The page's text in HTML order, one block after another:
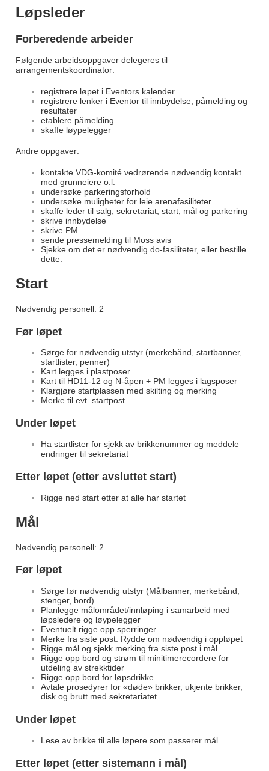
Løpsleder
Forberedende arbeider
Følgende arbeidsoppgaver delegeres til
arrangementskoordinator:
registrere løpet i Eventors kalender
registrere lenker i Eventor til innbydelse, påmelding og
resultater
etablere påmelding
skaffe løypelegger
Andre oppgaver:
kontakte VDG-komité vedrørende nødvendig kontakt
med grunneiere o.l.
undersøke parkeringsforhold
undersøke muligheter for leie arenafasiliteter
skaffe leder til salg, sekretariat, start, mål og parkering
skrive innbydelse
skrive PM
sende pressemelding til Moss avis
Sjekke om det er nødvendig do-fasiliteter, eller bestille
dette.
Start
Nødvendig personell: 2
Før løpet
Sørge for nødvendig utstyr (merkebånd, startbanner,
startlister, penner)
Kart legges i plastposer
Kart til HD11-12 og N-åpen + PM legges i lagsposer
Klargjøre startplassen med skilting og merking
Merke til evt. startpost
Under løpet
Ha startlister for sjekk av brikkenummer og meddele
endringer til sekretariat
Etter løpet (etter avsluttet start)
Rigge ned start etter at alle har startet
Mål
Nødvendig personell: 2
Før løpet
Sørge før nødvendig utstyr (Målbanner, merkebånd,
stenger, bord)
Planlegge målområdet/innløping i samarbeid med
løpsledere og løypelegger
Eventuelt rigge opp sperringer
Merke fra siste post. Rydde om nødvendig i oppløpet
Rigge mål og sjekk merking fra siste post i mål
Rigge opp bord og strøm til minitimerecordere for
utdeling av strekktider
Rigge opp bord for løpsdrikke
Avtale prosedyrer for «døde» brikker, ukjente brikker,
disk og brutt med sekretariatet
Under løpet
Lese av brikke til alle løpere som passerer mål
Etter løpet (etter sistemann i mål)